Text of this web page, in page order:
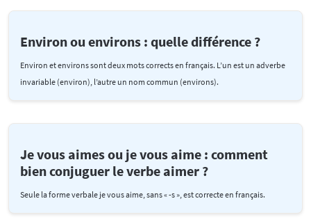
Environ ou environs : quelle différence ?
Environ et environs sont deux mots corrects en français. L’un est un adverbe
invariable (environ), l’autre un nom commun (environs).
Je vous aimes ou je vous aime : comment
bien conjuguer le verbe aimer ?
Seule la forme verbale je vous aime, sans « -s », est correcte en français.